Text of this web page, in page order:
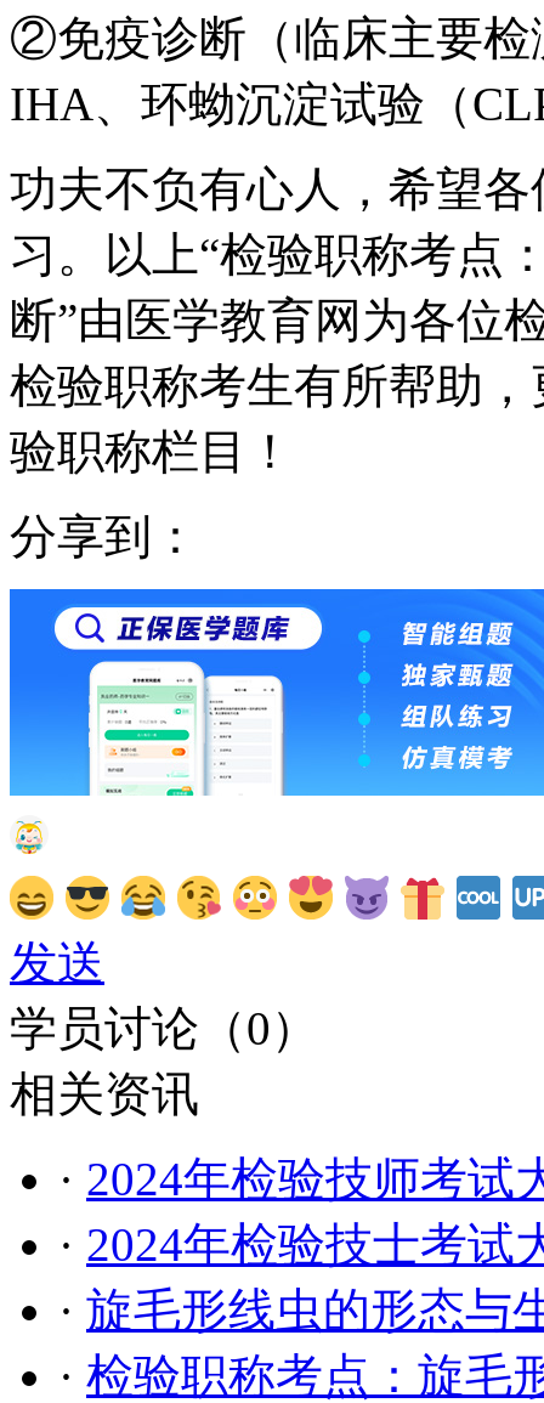
②免疫诊断（临床主要检
IHA、环蚴沉淀试验（
功夫不负有心人，希望
习。以上“检验职称考点
断”由医学教育网为各位
检验职称考生有所帮助
验职称栏目！
分享到：
发送
学员讨论（0）
相关资讯
· 2024年检验技师考
· 2024年检验技士考
· 旋毛形线虫的形态与
· 检验职称考点：旋毛